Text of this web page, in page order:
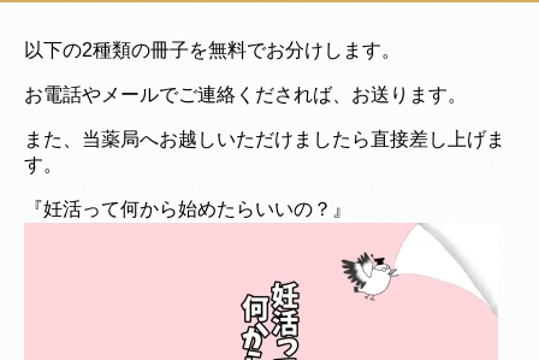
以下の2種類の冊子を無料でお分けします。
お電話やメールでご連絡くだされば、お送ります。
また、当薬局へお越しいただけましたら直接差し上げま
す。
『妊活って何から始めたらいいの？』